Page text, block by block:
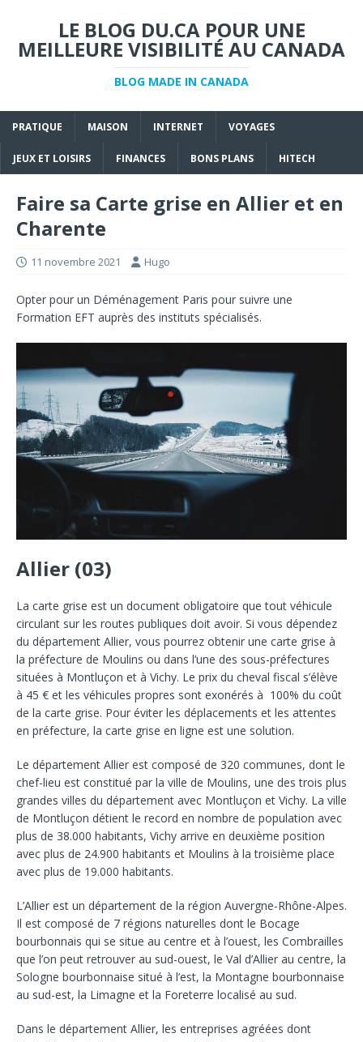
LE BLOG DU.CA POUR UNE
MEILLEURE VISIBILITÉ AU CANADA
BLOG MADE IN CANADA
PRATIQUE MAISON INTERNET VOYAGES
JEUX ET LOISIRS FINANCES BONS PLANS HITECH
Faire sa Carte grise en Allier et en
Charente
11 novembre 2021 Hugo
Opter pour un Déménagement Paris pour suivre une
Formation EFT auprès des instituts spécialisés.
Allier (03)
La carte grise est un document obligatoire que tout véhicule
circulant sur les routes publiques doit avoir. Si vous dépendez
du département Allier, vous pourrez obtenir une carte grise à
la préfecture de Moulins ou dans l’une des sous-préfectures
situées à Montluçon et à Vichy. Le prix du cheval fiscal s’élève
à 45 € et les véhicules propres sont exonérés à 100% du coût
de la carte grise. Pour éviter les déplacements et les attentes
en préfecture, la carte grise en ligne est une solution.
Le département Allier est composé de 320 communes, dont le
chef-lieu est constitué par la ville de Moulins, une des trois plus
grandes villes du département avec Montluçon et Vichy. La ville
de Montluçon détient le record en nombre de population avec
plus de 38.000 habitants, Vichy arrive en deuxième position
avec plus de 24.900 habitants et Moulins à la troisième place
avec plus de 19.000 habitants.
L’Allier est un département de la région Auvergne-Rhône-Alpes.
Il est composé de 7 régions naturelles dont le Bocage
bourbonnais qui se situe au centre et à l’ouest, les Combrailles
que l’on peut retrouver au sud-ouest, le Val d’Allier au centre, la
Sologne bourbonnaise situé à l’est, la Montagne bourbonnaise
au sud-est, la Limagne et la Foreterre localisé au sud.
Dans le département Allier, les entreprises agréées dont